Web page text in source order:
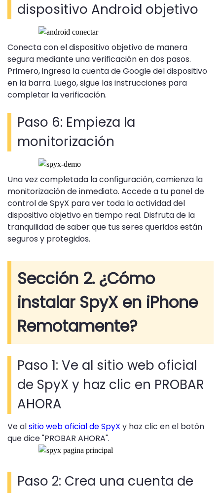
dispositivo Android objetivo
Conecta con el dispositivo objetivo de manera
segura mediante una verificación en dos pasos.
Primero, ingresa la cuenta de Google del dispositivo
en la barra. Luego, sigue las instrucciones para
completar la verificación.
Paso 6: Empieza la
monitorización
Una vez completada la configuración, comienza la
monitorización de inmediato. Accede a tu panel de
control de SpyX para ver toda la actividad del
dispositivo objetivo en tiempo real. Disfruta de la
tranquilidad de saber que tus seres queridos están
seguros y protegidos.
Sección 2. ¿Cómo
instalar SpyX en iPhone
Remotamente?
Paso 1: Ve al sitio web oficial
de SpyX y haz clic en PROBAR
AHORA
Ve alsitio web oficial de SpyX y haz clic en el botón
que dice "PROBAR AHORA".
Paso 2: Crea una cuenta de